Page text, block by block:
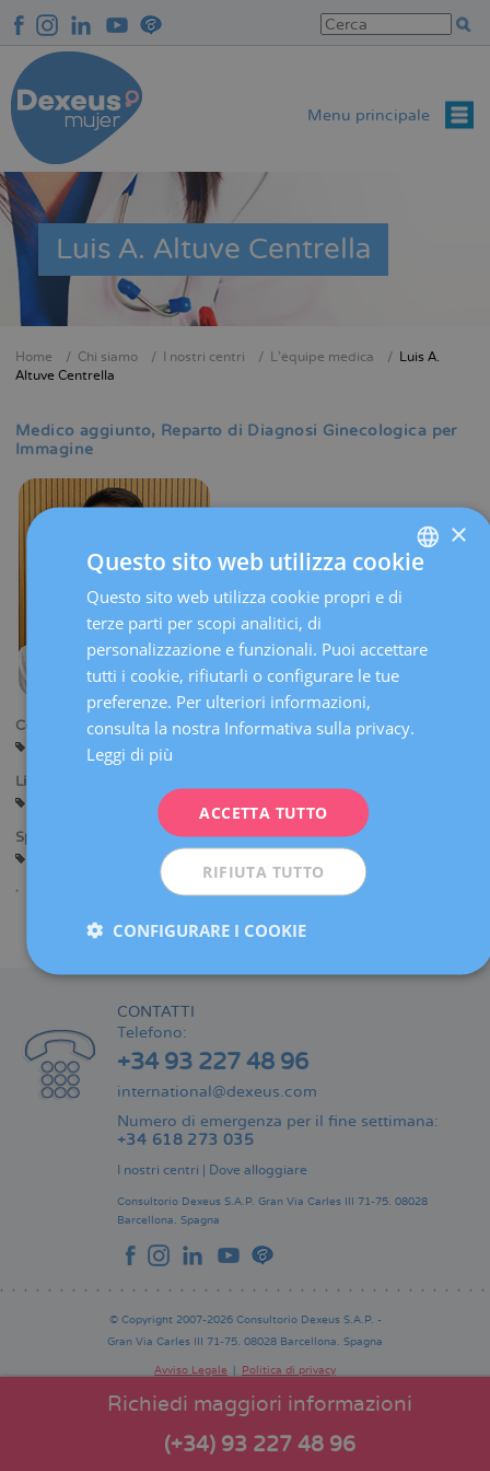
contenuto
principale
Menu principale
Luis A. Altuve Centrella
Briciole
pane
Home Chi siamo I nostri centri L'équipe medica
Luis A.
Altuve Centrella
Medico aggiunto Reparto di Diagnosi Ginecologica per
Immagine
Centri:
Sant Cugat
Sabadell
Lingue:
Inglese
Specialità:
Ginecologia Generale
Diagnosi Ginecologica per Immagine
Richiedi maggiori informazioni
(+34) 93 227 48 96
CONTATTI
Telefono:
+34 93 227 48 96
international@dexeus.com
Numero di emergenza per il fine settimana:
+34 618 273 035
I nostri centri | Dove alloggiare
Consultorio Dexeus S.A.P. Gran Via Carles III 71-75. 08028
Barcellona. Spagna
© Copyright 2007-2026 Consultorio Dexeus S.A.P. -
Gran Via Carles III 71-75. 08028 Barcellona. Spagna
de
Avviso Legale
Politica di privacy
SPANISH
DEUTSCH
×
Questo sito web utilizza cookie
Questo sito web utilizza cookie propri e di
terze parti per scopi analitici, di
personalizzazione e funzionali. Puoi accettare
tutti i cookie, rifiutarli o configurare le tue
preferenze. Per ulteriori informazioni,
consulta la nostra Informativa sulla privacy.
Leggi di più
ACCETTA TUTTO
RIFIUTA TUTTO
CONFIGURARE I COOKIE